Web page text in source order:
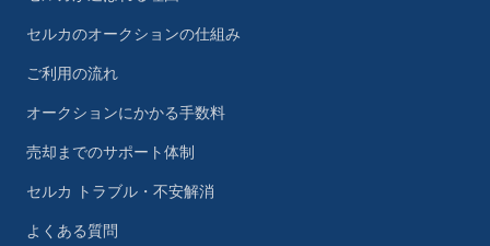
セルカのオークションの仕組み
ご利用の流れ
オークションにかかる手数料
売却までのサポート体制
セルカ トラブル・不安解消
よくある質問